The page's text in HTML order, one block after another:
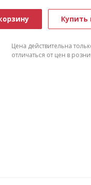
Купить
Цена действительна
отличаться от цен в